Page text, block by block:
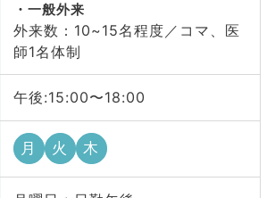
一般外来
外来数：10~15名程度／コマ、医
師1名体制
午後:15:00〜18:00
月 火 木